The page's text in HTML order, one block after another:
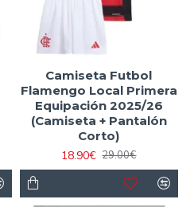
Camiseta Futbol
Flamengo Local Primera
Equipación 2025/26
(Camiseta + Pantalón
Corto)
18.90€ 29.00€